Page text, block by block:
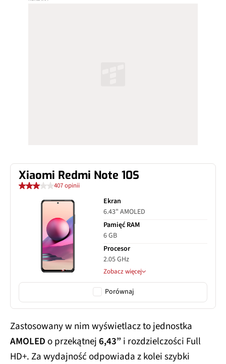
Xiaomi Redmi Note 10S
407 opinii
Ekran
6.43" AMOLED
Pamięć RAM
6 GB
Procesor
2.05 GHz
Zobacz więcej
Porównaj
Zastosowany w nim wyświetlacz to jednostka
AMOLEDo przekątnej6,43” i rozdzielczości Full
HD+. Za wydajność odpowiada z kolei szybki